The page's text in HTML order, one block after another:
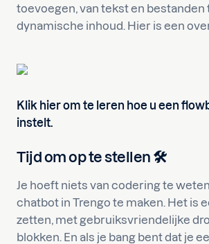
toevoegen, van tekst en bestanden
dynamische inhoud. Hier is een
Klik hier om te leren hoe u een
instelt.
Tijd om op te stellen 🛠️
Je hoeft niets van codering te
chatbot in Trengo te maken. Het is
zetten, met gebruiksvriendelijke
blokken. En als je bang bent dat je